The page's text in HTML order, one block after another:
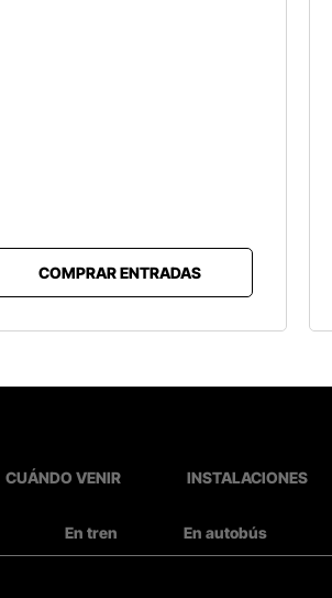
COMPRAR ENTRADAS
CUÁNDO VENIR INSTALACIONES
En tren En autobús